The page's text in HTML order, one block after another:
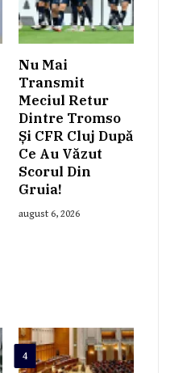
Nu Mai
Transmit
Meciul Retur
Dintre Tromso
Și CFR Cluj După
Ce Au Văzut
Scorul Din
Gruia!
august 6, 2026
4